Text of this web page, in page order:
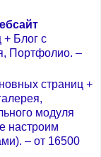
+ Блог с
Портфолио. –
страниц +
модуля
настроим
– от 16500